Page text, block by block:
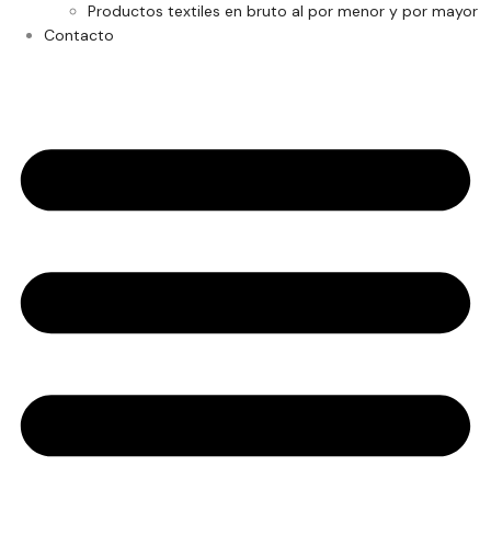
Productos textiles en bruto al por menor y por mayor
Contacto